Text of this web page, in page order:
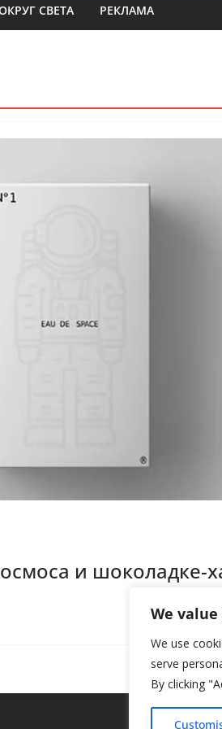
We
We use
serve
By clicking
СВЕТА РЕКЛАМА
и шоколадке-